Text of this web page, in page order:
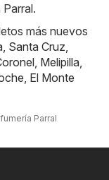
más nuevos
Santa Cruz
Melipilla
El Monte
Parral